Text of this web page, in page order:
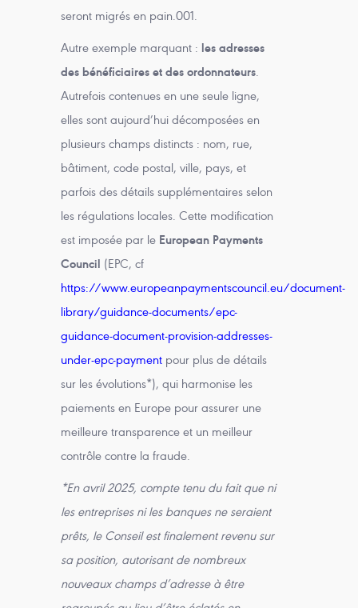
seront migrés en pain.001.
Autre exemple marquant : les adresses
des bénéficiaires et des ordonnateurs.
Autrefois contenues en une seule ligne,
elles sont aujourd’hui décomposées en
plusieurs champs distincts : nom, rue,
bâtiment, code postal, ville, pays, et
parfois des détails supplémentaires selon
les régulations locales. Cette modification
est imposée par le European Payments
Council (EPC, cf
https://www.europeanpaymentscouncil.eu/document-
library/guidance-documents/epc-
guidance-document-provision-addresses-
under-epc-payment pour plus de détails
sur les évolutions*), qui harmonise les
paiements en Europe pour assurer une
meilleure transparence et un meilleur
contrôle contre la fraude.
*En avril 2025, compte tenu du fait que ni
les entreprises ni les banques ne seraient
prêts, le Conseil est finalement revenu sur
sa position, autorisant de nombreux
nouveaux champs d’adresse à être